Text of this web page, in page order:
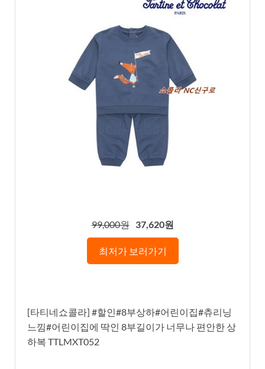
99,000원 37,620원
최저가 보러가기
[타티네쇼콜라] #할인#8부상하#어린이집#츄리닝
느낌#어린이집에 딱인 8부길이가 너무나 편안한 상
하복 TTLMXT052